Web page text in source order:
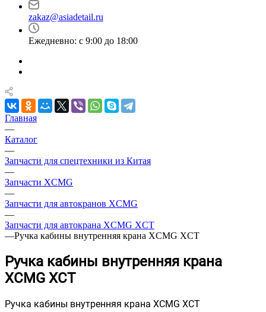
zakaz@asiadetail.ru
Ежедневно: с 9:00 до 18:00
Главная
—
Каталог
—
Запчасти для спецтехники из Китая
—
Запчасти XCMG
—
Запчасти для автокранов XCMG
—
Запчасти для автокрана XCMG XCT
—Ручка кабины внутренняя крана XCMG XCT
Ручка кабины внутренняя крана
XCMG XCT
Ручка кабины внутренняя крана XCMG XCT